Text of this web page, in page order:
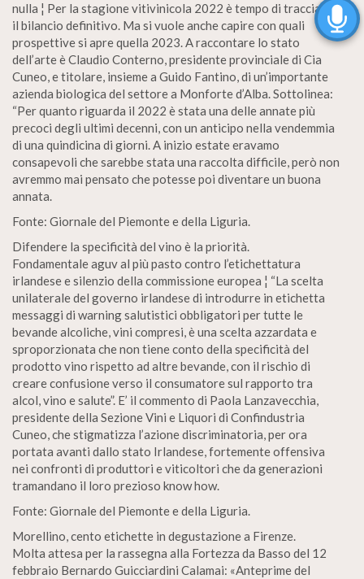
nulla ¦ Per la stagione vitivinicola 2022 è tempo di tracciare
il bilancio definitivo. Ma si vuole anche capire con quali
prospettive si apre quella 2023. A raccontare lo stato
dell’arte è Claudio Conterno, presidente provinciale di Cia
Cuneo, e titolare, insieme a Guido Fantino, di un’importante
azienda biologica del settore a Monforte d’Alba. Sottolinea:
“Per quanto riguarda il 2022 è stata una delle annate più
precoci degli ultimi decenni, con un anticipo nella vendemmia
di una quindicina di giorni. A inizio estate eravamo
consapevoli che sarebbe stata una raccolta difficile, però non
avremmo mai pensato che potesse poi diventare un buona
annata.
Fonte: Giornale del Piemonte e della Liguria.
Difendere la specificità del vino è la priorità.
Fondamentale aguv al più pasto contro l’etichettatura
irlandese e silenzio della commissione europea ¦ “La scelta
unilaterale del governo irlandese di introdurre in etichetta
messaggi di warning salutistici obbligatori per tutte le
bevande alcoliche, vini compresi, è una scelta azzardata e
sproporzionata che non tiene conto della specificità del
prodotto vino rispetto ad altre bevande, con il rischio di
creare confusione verso il consumatore sul rapporto tra
alcol, vino e salute”. E’ il commento di Paola Lanzavecchia,
presidente della Sezione Vini e Liquori di Confindustria
Cuneo, che stigmatizza l’azione discriminatoria, per ora
portata avanti dallo stato Irlandese, fortemente offensiva
nei confronti di produttori e viticoltori che da generazioni
tramandano il loro prezioso know how.
Fonte: Giornale del Piemonte e della Liguria.
Morellino, cento etichette in degustazione a Firenze.
Molta attesa per la rassegna alla Fortezza da Basso del 12
febbraio Bernardo Guicciardini Calamai: «Anteprime del